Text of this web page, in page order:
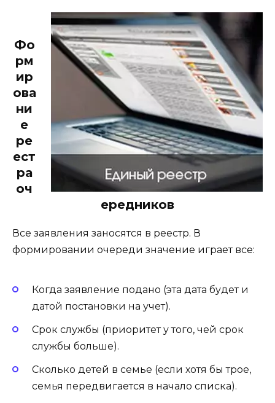
Фо
рм
ир
ова
ни
е
ре
ест
ра
оч
ередников
Все заявления заносятся в реестр. В
формировании очереди значение играет все:
Когда заявление подано (эта дата будет и
датой постановки на учет).
Срок службы (приоритет у того, чей срок
службы больше).
Сколько детей в семье (если хотя бы трое,
семья передвигается в начало списка).